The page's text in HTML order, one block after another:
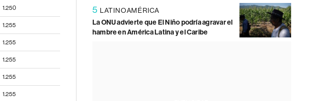
1.250
1.255
1.255
1.255
1.255
1.255
5 LATINOAMÉRICA
La ONU advierte que El Niño podría agravar el
hambre en América Latina y el Caribe